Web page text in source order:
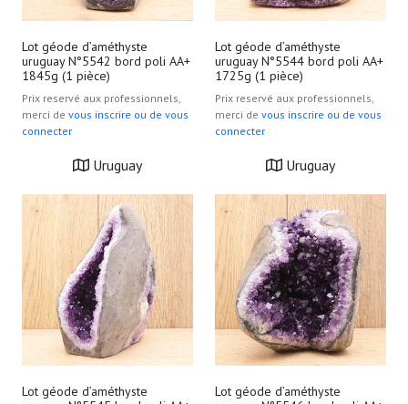
Lot géode d’améthyste
uruguay N°5542 bord poli AA+
1845g (1 pièce)
Prix reservé aux professionnels,
merci de vous inscrire ou de vous
connecter
Uruguay
Lot géode d’améthyste
uruguay N°5544 bord poli AA+
1725g (1 pièce)
Prix reservé aux professionnels,
merci de vous inscrire ou de vous
connecter
Uruguay
Lot géode d’améthyste
Lot géode d’améthyste